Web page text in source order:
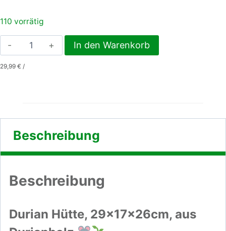
110 vorrätig
Durian
Hütte,
29x17x26cm,
In den Warenkorb
29,99 € /
Beschreibung
Beschreibung
Durian Hütte, 29x17x26cm, aus